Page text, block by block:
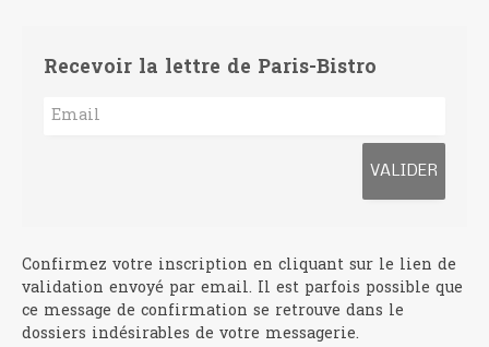
Recevoir la lettre de Paris-Bistro
Confirmez votre inscription en cliquant sur le lien de
validation envoyé par email. Il est parfois possible que
ce message de confirmation se retrouve dans le
dossiers indésirables de votre messagerie.